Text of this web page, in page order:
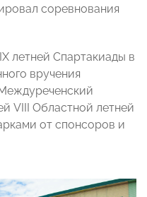
соревнования
летней Спартакиады в
вручения
VIII Областной летней
от спонсоров и